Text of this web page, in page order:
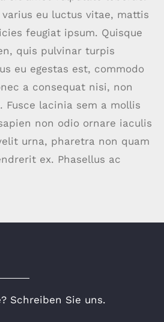
eu luctus vitae, mattis
feugiat ipsum. Quisque
quis pulvinar turpis
eu egestas est, commodo
a consequat nisi, non
Fusce lacinia sem a mollis
non odio ornare iaculis
urna, pharetra non quam
ex. Phasellus ac
Schreiben Sie uns.